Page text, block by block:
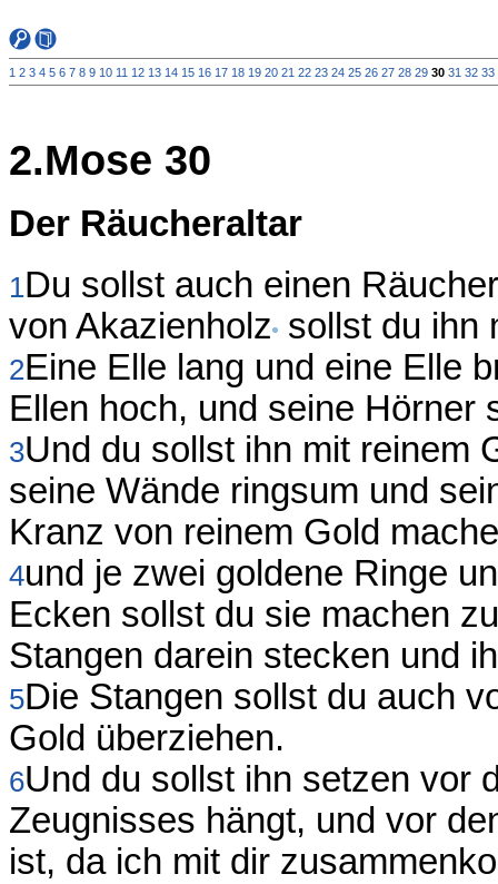
1 2 3 4 5 6 7 8 9 10 11 12 13 14 15 16 17 18 19 20 21 22 23 24 25 26 27 28 29 30 31 32 33
2.Mose 30
Der Räucheraltar
1Du sollst auch einen
von Akazienholz sollst du ihn
2Eine Elle lang und eine Elle
Ellen hoch, und seine Hörner
3Und du sollst ihn mit reinem
seine Wände ringsum und
Kranz von reinem Gold
4und je zwei goldene Ringe
Ecken sollst du sie machen
Stangen darein stecken und
5Die Stangen sollst du auch
Gold überziehen.
6Und du sollst ihn setzen vor
Zeugnisses hängt, und vor
ist, da ich mit dir